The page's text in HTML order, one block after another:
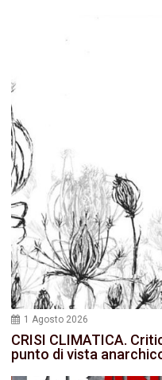
1 Agosto 2026
CRISI CLIMATICA.
punto di vista